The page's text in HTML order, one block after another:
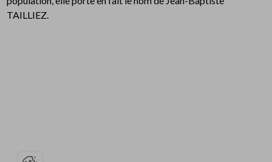
TAILLIEZ.